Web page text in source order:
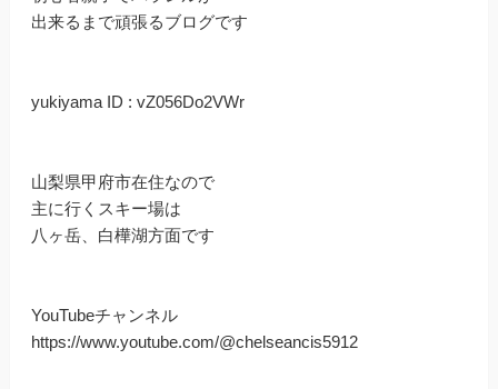
出来るまで頑張るブログです
yukiyama ID : vZ056Do2VWr
山梨県甲府市在住なので
主に行くスキー場は
八ヶ岳、白樺湖方面です
YouTubeチャンネル
https://www.youtube.com/@chelseancis5912